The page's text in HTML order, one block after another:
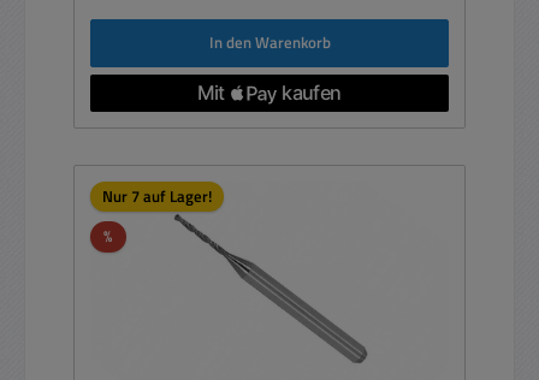
In den Warenkorb
Nur 7 auf Lager!
%Rabatt